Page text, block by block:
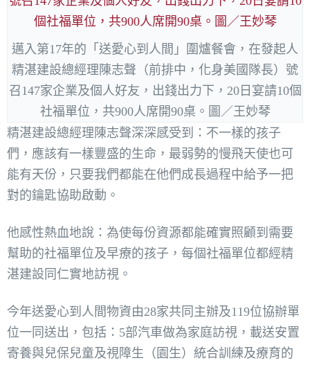
邁入第17年的「送愛心到人間」圍爐餐會，在發起人
精湛建設總經理陳志聲（前排中，化身美國隊長）號
召147家企業及個人好友，出錢出力下，20日宴請10個
社福單位，共900人席開90桌。圖／王妙琴
精湛建設總經理陳志聲深深感受到：不一樣的孩子
們，應該有一樣豐盛的生命，最弱勢的慢飛天使也可
能有天份，只要我們都能在他們成長過程中給予一把
對的鑰匙協助啟動。
他感性熱血地說：為使每份資源都能確實照顧到需要
幫助的社福單位及早療的孩子，每個社福單位都經精
湛建設同仁實地訪視。
今年送愛心到人間物資由28家共同主辦及119位協辦單
位一同送出，包括：5部汽車做為家庭訪視，載送安置
寄養與兒保兒童及視障生（園生）統合訓練及療育的